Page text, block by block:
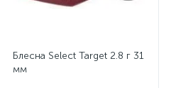
Блесна Select Target 2.8 г 31
мм